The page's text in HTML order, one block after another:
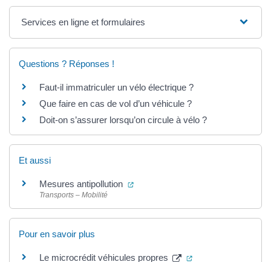
Services en ligne et formulaires
Questions ? Réponses !
Faut-il immatriculer un vélo électrique ?
Que faire en cas de vol d’un véhicule ?
Doit-on s’assurer lorsqu’on circule à vélo ?
Et aussi
Mesures antipollution (ouverture dans un nouvel onglet)
Transports – Mobilité
Pour en savoir plus
Le microcrédit véhicules propres (ouverture dans un